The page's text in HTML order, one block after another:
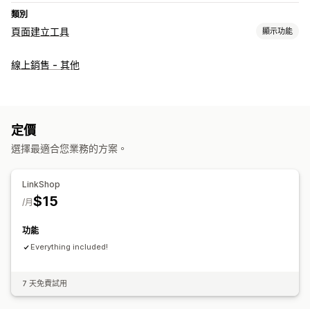
類別
頁面建立工具 顯示功能
頁面類型
編輯工具
線上銷售 - 其他
定價
選擇最適合您業務的方案。
LinkShop
$15
/月
功能
Everything included!
7 天免費試用